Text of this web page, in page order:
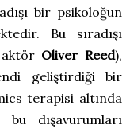
bir psikoloğun
Bu sıradışı
Oliver Reed),
geliştirdiği bir
terapisi altında
dışavurumları